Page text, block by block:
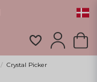
Crystal Picker